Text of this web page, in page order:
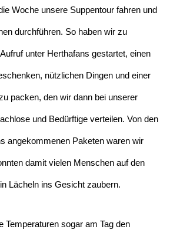
Woche unsere Suppentour fahren und
durchführen. So haben wir zu
unter Herthafans gestartet, einen
nützlichen Dingen und einer
packen, den wir dann bei unserer
und Bedürftige verteilen. Von den
angekommenen Paketen waren wir
damit vielen Menschen auf den
Lächeln ins Gesicht zaubern.
Temperaturen sogar am Tag den